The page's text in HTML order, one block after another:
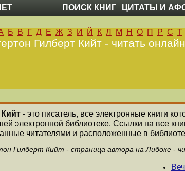
ПОИСК КНИГ ЦИТАТЫ И
Б В Г Д Е Ж З И Й К Л М Н О П Р С Т
Гилберт Кийт - читать
- это писатель, все электронные книги
электронной библиотеке. Ссылки на все
читателями и расположенные в
Гилберт Кийт - страница автора на Либоке -